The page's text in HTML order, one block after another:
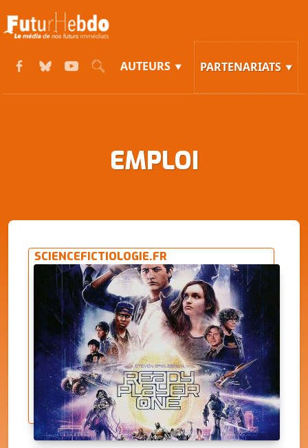
AUTEURS PARTENARIATS
EMPLOI
SCIENCEFICTIOLOGIE.FR